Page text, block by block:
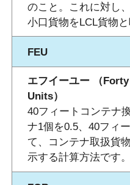
のこと。これに対し
小口貨物をLCL貨物と
FEU
エフイーユー （
Units）
40フィートコンテナ
ナ1個を0.5、40フィ
て、コンテナ取扱貨
示する計算方法です